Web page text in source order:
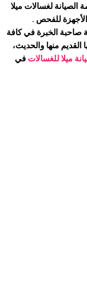
الصيانة لغسالات ميلا
للفحص .
صاحبة الخبرة في كافة
القديم منها والحديث،
ميلاللغسالات في